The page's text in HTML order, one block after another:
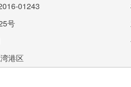
01243
号
港区